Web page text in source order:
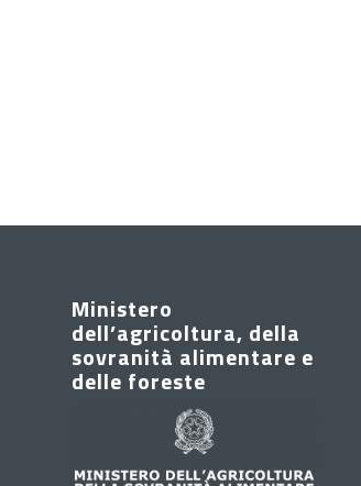
Ministero
dell’agricoltura, della
sovranità alimentare e
delle foreste